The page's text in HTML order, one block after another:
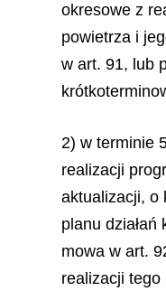
okresowe z
powietrza i
w art. 91, lub
2) w terminie
realizacji
aktualizacji, o
planu
mowa w art.
realizacji